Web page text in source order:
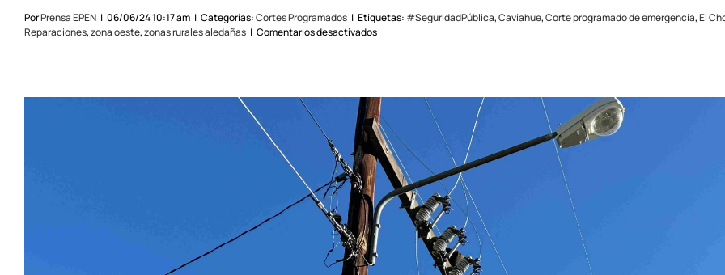
PorPrensa EPEN | 06/06/24 10:17 am | Categorías:Cortes Programados | Etiquetas: #SeguridadPública,Caviahue,Corte programado de emergencia,El
Reparaciones,zona oeste,zonas rurales aledañas | Comentarios desactivadosen
Corte
en
Loncopué,
Caviahue
y
Ñorquín